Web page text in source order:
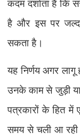
कदम दर्शाता है कि
है और इस पर जल्द
सकता है।
यह निर्णय अगर लागू
उनके काम से जुड़ी
पत्रकारों के हित में
समय से चली आ रही